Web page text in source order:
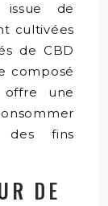
issue de
cultivées
de CBD
composé
offre une
fins
DE